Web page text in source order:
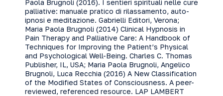
Paola Brugnoli (2016). I sentieri spirituali nelle cure
palliative: manuale pratico di rilassamento, auto-
ipnosi e meditazione. Gabrielli Editori, Verona;
Maria Paola Brugnoli (2014) Clinical Hypnosis in
Pain Therapy and Palliative Care: A Handbook of
Techniques for Improving the Patient’s Physical
and Psychological Well-Being. Charles C. Thomas
Publisher, IL, USA; Maria Paola Brugnoli, Angelico
Brugnoli, Luca Recchia (2016) A New Classification
of the Modified States of Consciousness. A peer-
reviewed, referenced resource. LAP LAMBERT